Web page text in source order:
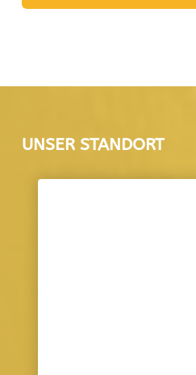
UNSER STANDORT